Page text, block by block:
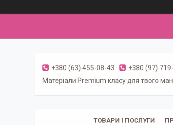
+380 (63) 455-08-43
+380 (97)
Матеріали Premium класу для твого
ТОВАРИ І ПОСЛУГИ